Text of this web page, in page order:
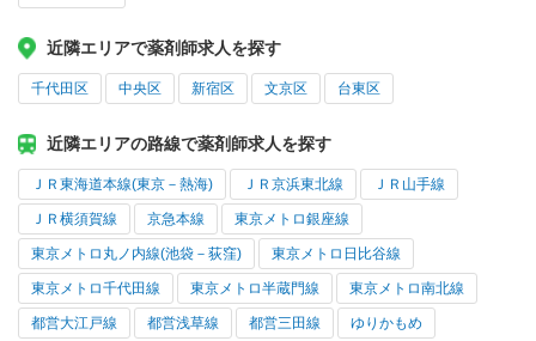
近隣エリアで薬剤師求人を探す
千代田区 中央区 新宿区 文京区 台東区
近隣エリアの路線で薬剤師求人を探す
ＪＲ東海道本線(東京－熱海) ＪＲ京浜東北線 ＪＲ山手線
ＪＲ横須賀線 京急本線 東京メトロ銀座線
東京メトロ丸ノ内線(池袋－荻窪) 東京メトロ日比谷線
東京メトロ千代田線 東京メトロ半蔵門線 東京メトロ南北線
都営大江戸線 都営浅草線 都営三田線 ゆりかもめ